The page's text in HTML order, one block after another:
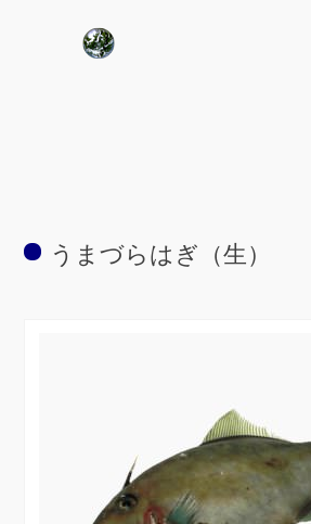
うまづらはぎ（生）